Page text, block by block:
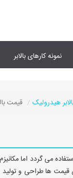
نمونه کارهای بالابر
هیدرولیک قیمت
می گردد اما
قیمت ها طراحی و